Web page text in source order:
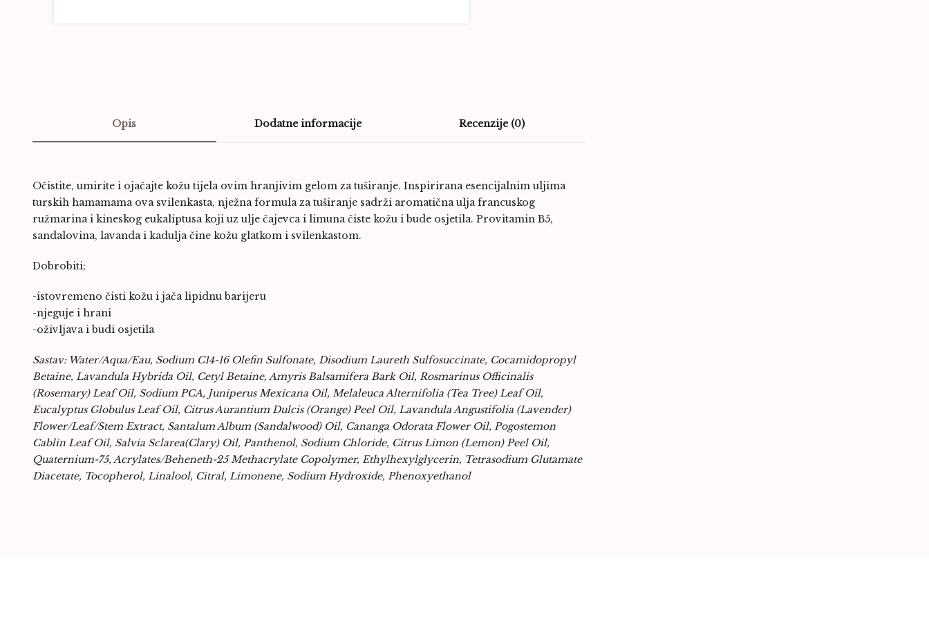
Opis Dodatne informacije Recenzije (0)
Očistite, umirite i ojačajte kožu tijela ovim hranjivim gelom za tuširanje. Inspirirana esencijalnim uljima
turskih hamamama ova svilenkasta, nježna formula za tuširanje sadrži aromatična ulja francuskog
ružmarina i kineskog eukaliptusa koji uz ulje čajevca i limuna čiste kožu i bude osjetila. Provitamin B5,
sandalovina, lavanda i kadulja čine kožu glatkom i svilenkastom.
Dobrobiti;
-istovremeno čisti kožu i jača lipidnu barijeru
-njeguje i hrani
-oživljava i budi osjetila
Sastav: Water/Aqua/Eau, Sodium C14-16 Olefin Sulfonate, Disodium Laureth Sulfosuccinate, Cocamidopropyl
Betaine, Lavandula Hybrida Oil, Cetyl Betaine, Amyris Balsamifera Bark Oil, Rosmarinus Officinalis
(Rosemary) Leaf Oil, Sodium PCA, Juniperus Mexicana Oil, Melaleuca Alternifolia (Tea Tree) Leaf Oil,
Eucalyptus Globulus Leaf Oil, Citrus Aurantium Dulcis (Orange) Peel Oil, Lavandula Angustifolia (Lavender)
Flower/Leaf/Stem Extract, Santalum Album (Sandalwood) Oil, Cananga Odorata Flower Oil, Pogostemon
Cablin Leaf Oil, Salvia Sclarea(Clary) Oil, Panthenol, Sodium Chloride, Citrus Limon (Lemon) Peel Oil,
Quaternium-75, Acrylates/Beheneth-25 Methacrylate Copolymer, Ethylhexylglycerin, Tetrasodium Glutamate
Diacetate, Tocopherol, Linalool, Citral, Limonene, Sodium Hydroxide, Phenoxyethanol